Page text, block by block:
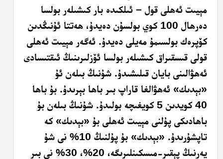
مېيىت ئەھلى قول – ئىلكىدە بار كىشىلەر بولسا
دەرھال 100 كوي بولسۇن دەيدۇ، ھەتتا ئۇنىڭدىن
كۆپرەك بولسىمۇ مەيلى دەيدۇ. ئەگەر مېيىت ئەھلى
قولى قىسقىراق كىشىلەر بولسا ئۆزلىرىنىڭ ئىقتىسادى
ئەھۋالىنى بايان قىلىشىدۇ. شۇنىڭ بىلەن ئۇ
«بېدىك» ئەھۋالغا قاراپ بىر باھا بېرىدۇ. بۇ باھا
40 كويدىن 5 كويغىچە بولىدۇ. شۇنىڭ بىلەن بۇ
باھادىكى پۇلنى مېيىت ئەھلى بۇ «بېدىك» كە
تاپشۇرىدۇ. «بېدىك» بۇ پۇلنىڭ 10% نى شۇ
يەرنىڭ پېقىر-مىسكىنلىرىگە، 20%، 30% نى بىر